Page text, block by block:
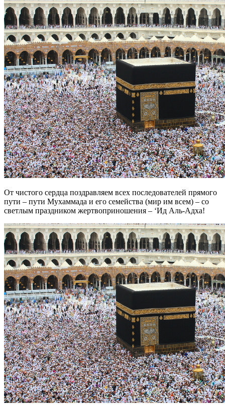
От чистого сердца поздравляем всех последователей прямого
пути – пути Мухаммада и его семейства (мир им всем) – со
светлым праздником жертвоприношения – ‘Ид Аль-Адха!